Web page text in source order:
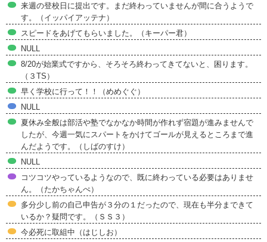
来週の登校日に提出です。まだ終わっていませんが間に合うようで
す。（イッパイアッテナ）
スピードをあげてもらいました。（キーパー君）
NULL
8/20が始業式ですから、そろそろ終わってきてないと、困ります。
（３TS）
早く学校に行って！！（めめぐぐ）
NULL
夏休み全般は部活や塾でなかなか時間が作れず宿題が進みませんで
したが、今週一気にスパートをかけてゴールが見えるところまで進
んだようです。（しばのすけ）
NULL
コツコツやっているようなので、既に終わっている必要はありませ
ん。（たかちゃんぺ）
多分少し前の自己申告が３分の１だったので、現在も半分まできて
いるか？疑問です。（ＳＳ３）
今必死に取組中（はじしお）